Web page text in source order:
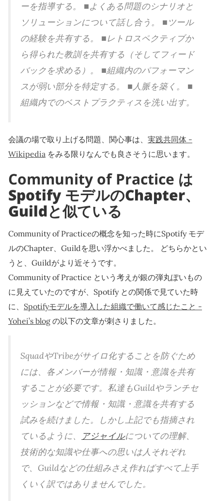
ーを指導する。 ■よくある問題のシナリオと
ソリューションについて話し合う。 ■ツール
の経験を共有する。 ■レトロスペクティブか
ら得られた教訓を共有する（そしてフィード
バックを求める）。 ■組織内のパフォーマン
スが弱い部分を特定する。 ■人脈を築く。 ■
組織内でのベストプラクティスを洗い出す。
会議の場で取り上げる問題、関心事は、 実践共同体 -
Wikipedia をみる限りなんでも良さそうに思います。
Community of Practice は
Spotify モデルのChapter、
Guildと似ている
Community of Practiceの概念を知った時にSpotify モデ
ルのChapter、Guildを思い浮かべました。 どちらかとい
うと、Guildがより近そうです。
Community of Practice という考えが銀の弾丸ぽいもの
に見えていたのですが、Spotify との関係で見ていた時
に、 Spotifyモデルを導入した組織で働いて感じたこと -
Yohei’s blog の以下の文章が刺さりました。
SquadやTribeがサイロ化することを防ぐため
には、各メンバーが情報・知識・意識を共有
することが必要です。私達もGuildやランチセ
ッションなどで情報・知識・意識を共有する
試みを続けました。しかし上記でも指摘され
ているように、
アジャイルについての理解、
技術的な知識や仕事への思いは人それぞれ
で、Guildなどの仕組みさえ作ればすべて上手
くいく訳ではありませんでした。